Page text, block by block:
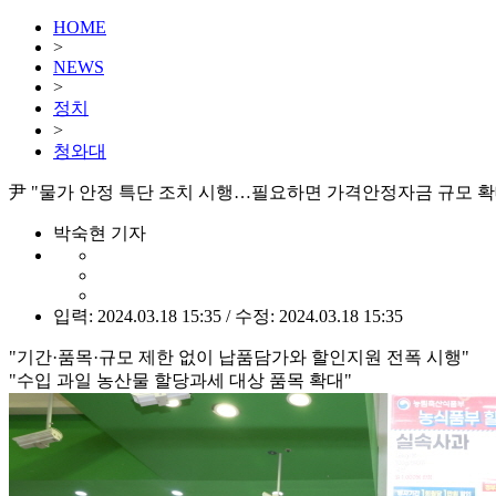
HOME
>
NEWS
>
정치
>
청와대
尹 "물가 안정 특단 조치 시행…필요하면 가격안정자금 규모
박숙현 기자
입력: 2024.03.18 15:35 / 수정: 2024.03.18 15:35
"기간·품목·규모 제한 없이 납품담가와 할인지원 전폭 시행"
"수입 과일 농산물 할당과세 대상 품목 확대"